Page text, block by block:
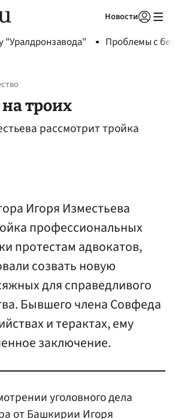
Новости
"Уралдронзавода" Проблемы с
троих
рассмотрит тройка
Игоря Изместьева
профессиональных
протестам адвокатов,
созвать новую
для справедливого
Бывшего члена Совфеда
и терактах, ему
заключение.
уголовного дела
от Башкирии Игоря